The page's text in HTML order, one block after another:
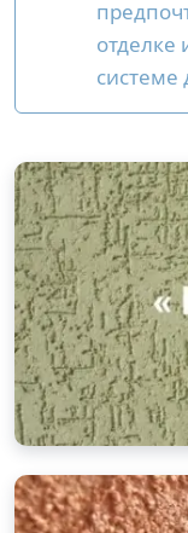
системе